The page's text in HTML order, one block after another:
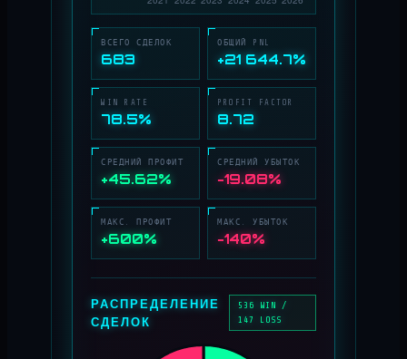
ВСЕГО СДЕЛОК
683
ОБЩИЙ PNL
+21 644.7%
WIN RATE
78.5%
PROFIT FACTOR
8.72
СРЕДНИЙ ПРОФИТ
+45.62%
СРЕДНИЙ УБЫТОК
−19.08%
МАКС. ПРОФИТ
+600%
МАКС. УБЫТОК
−140%
РАСПРЕДЕЛЕНИЕ
СДЕЛОК
536 WIN /
147 LOSS